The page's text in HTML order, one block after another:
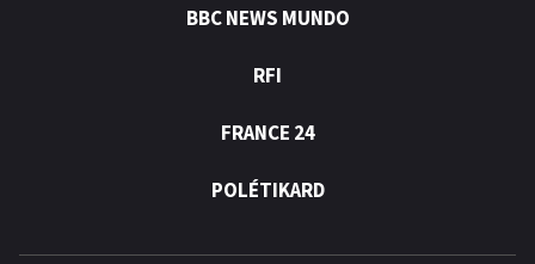
BBC NEWS MUNDO
RFI
FRANCE 24
POLÉTIKARD